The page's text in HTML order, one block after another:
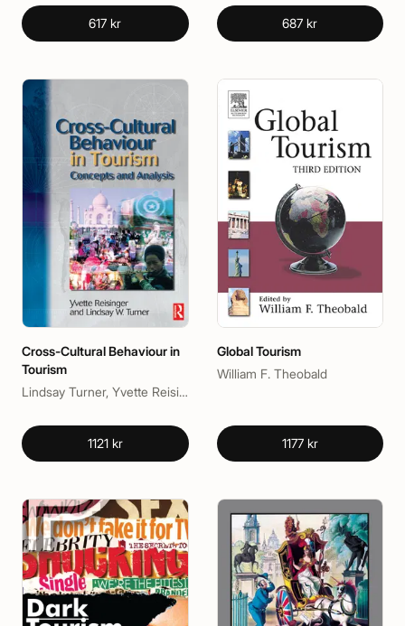
617 kr 687 kr
Cross-Cultural Behaviour in
Tourism
Lindsay Turner, Yvette Reisinger, PhD
1121 kr
Global Tourism
William F. Theobald
1177 kr